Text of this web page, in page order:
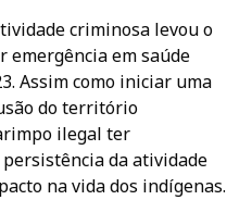
criminosa levou o
emergência em saúde
Assim como iniciar uma
do território
ilegal ter
da atividade
na vida dos indígenas.